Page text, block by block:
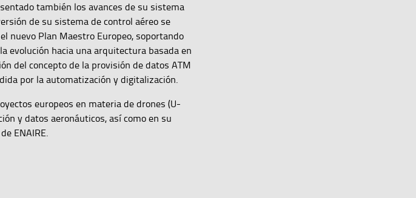
también los avances de su sistema
de su sistema de control aéreo se
nuevo Plan Maestro Europeo, soportando
evolución hacia una arquitectura basada en
del concepto de la provisión de datos ATM
por la automatización y digitalización.
europeos en materia de drones (U-
y datos aeronáuticos, así como en su
ENAIRE.